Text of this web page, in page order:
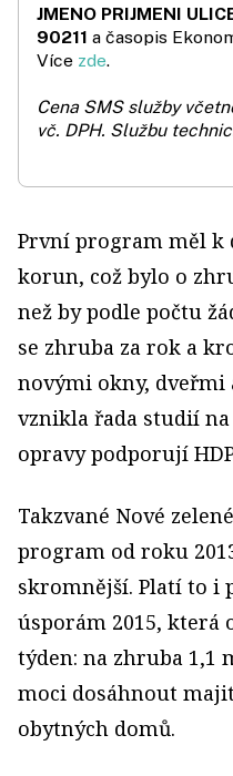
JMENO PRIJMENI
90211 a časopis
Více zde.
Cena SMS služby
vč. DPH. Službu
První program měl k
korun, což bylo o
než by podle počtu
se zhruba za rok a
novými okny, dveřmi
vznikla řada studií
opravy podporují
Takzvané Nové
program od roku
skromnější. Platí to i
úsporám 2015,
týden: na zhruba
moci dosáhnout
obytných domů.